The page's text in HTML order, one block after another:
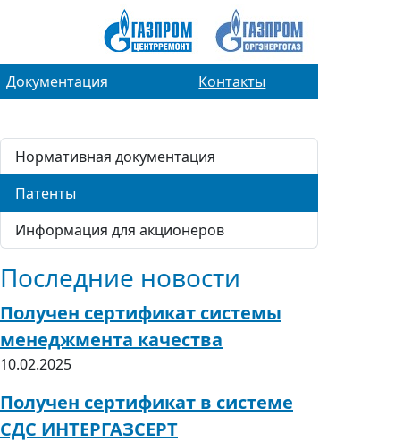
Документация Контакты
Нормативная документация
Патенты
Информация для акционеров
Последние новости
Получен сертификат системы
менеджмента качества
10.02.2025
Получен сертификат в системе
СДС ИНТЕРГАЗСЕРТ